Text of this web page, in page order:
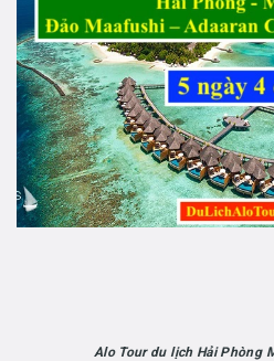
Alo Tour du lịch Hải Phòng